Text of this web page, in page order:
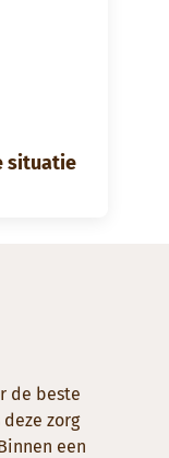
situatie
de beste
zorg
een